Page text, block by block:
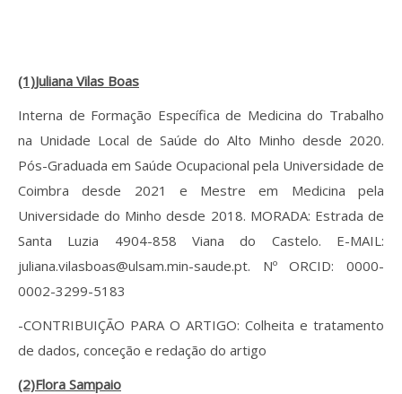
(1)Juliana Vilas Boas
Interna de Formação Específica de Medicina do Trabalho
na Unidade Local de Saúde do Alto Minho desde 2020.
Pós-Graduada em Saúde Ocupacional pela Universidade de
Coimbra desde 2021 e Mestre em Medicina pela
Universidade do Minho desde 2018. MORADA: Estrada de
Santa Luzia 4904-858 Viana do Castelo. E-MAIL:
juliana.vilasboas@ulsam.min-saude.pt. Nº ORCID: 0000-
0002-3299-5183
-CONTRIBUIÇÃO PARA O ARTIGO: Colheita e tratamento
de dados, conceção e redação do artigo
(2)Flora Sampaio